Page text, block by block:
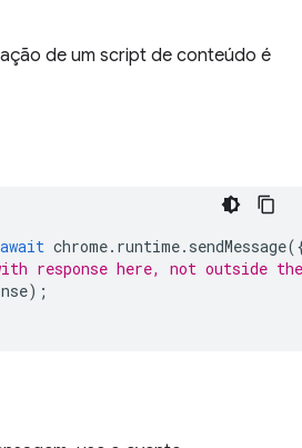
de um script de conteúdo é
await chrome. runtime. sendMessage
response here, not outside
);